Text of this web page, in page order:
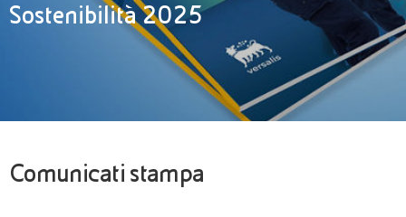
Sostenibilità 2025
Comunicati stampa